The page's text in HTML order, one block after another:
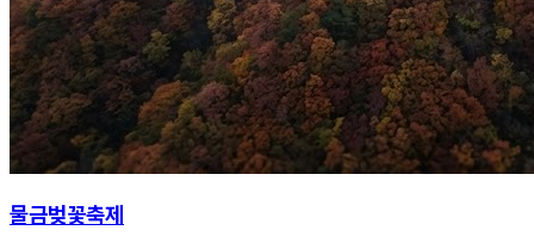
물금벚꽃축제